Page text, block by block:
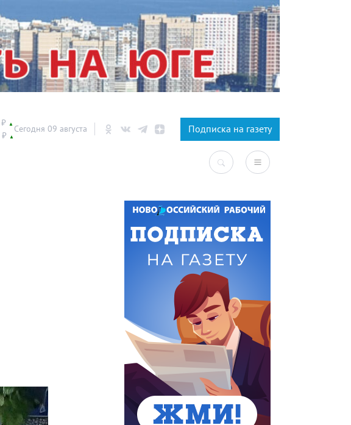
▲
▲
Сегодня 09 августа Подписка на газету